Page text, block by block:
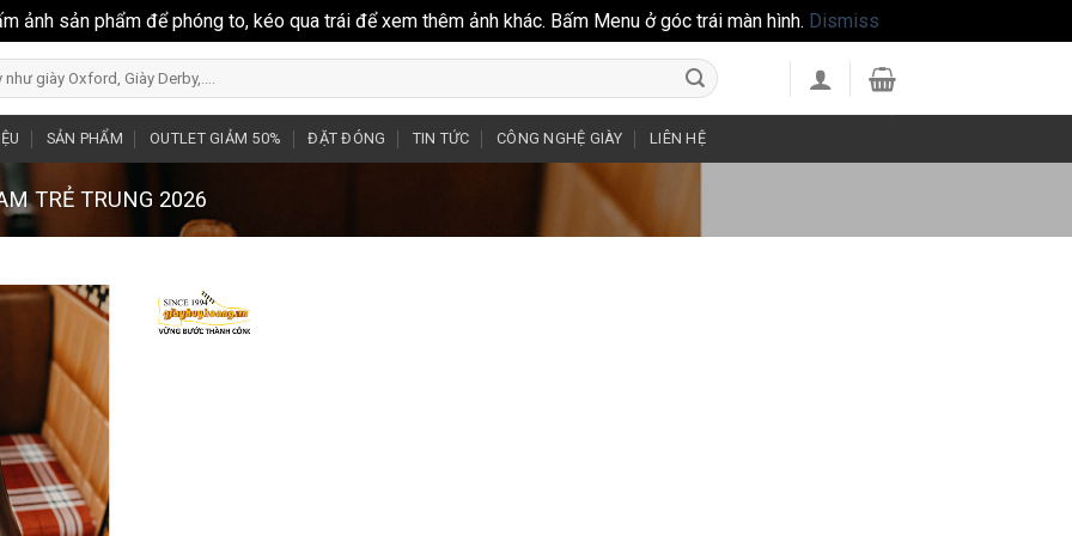
ảnh sản phẩm để phóng to, kéo qua trái để xem thêm ảnh khác. Bấm Menu ở góc trái màn hình. Dismiss
SẢN PHẨM OUTLET GIẢM 50% ĐẶT ĐÓNG TIN TỨC CÔNG NGHỆ GIÀY LIÊN HỆ
TRẺ TRUNG 2026